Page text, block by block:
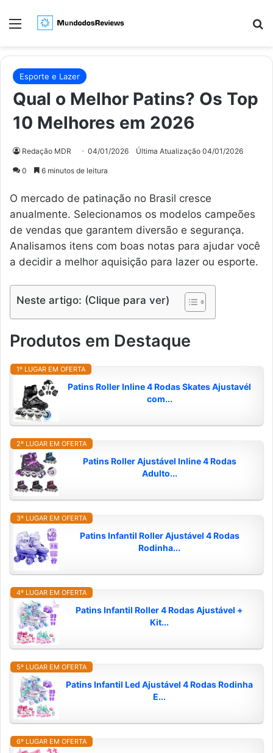
Menu
Esporte e Lazer
Qual o Melhor Patins? Os Top
10 Melhores em 2026
Redação MDR 04/01/2026 Última Atualização 04/01/2026
0 6 minutos de leitura
O mercado de patinação no Brasil cresce
anualmente. Selecionamos os modelos campeões
de vendas que garantem diversão e segurança.
Analisamos itens com boas notas para ajudar você
a decidir a melhor aquisição para lazer ou esporte.
Neste artigo: (Clique para ver)
Produtos em Destaque
1º LUGAR EM OFERTA
Patins Roller Inline 4 Rodas Skates Ajustavél
com...
2º LUGAR EM OFERTA
Patins Roller Ajustável Inline 4 Rodas
Adulto...
3º LUGAR EM OFERTA
Patins Infantil Roller Ajustável 4 Rodas
Rodinha...
4º LUGAR EM OFERTA
Patins Infantil Roller 4 Rodas Ajustável +
Kit...
5º LUGAR EM OFERTA
Patins Infantil Led Ajustável 4 Rodas Rodinha
E...
6º LUGAR EM OFERTA